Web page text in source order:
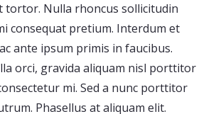
tortor. Nulla rhoncus sollicitudin
consequat pretium. Interdum et
ante ipsum primis in faucibus.
orci, gravida aliquam nisl porttitor
mi. Sed a nunc porttitor
Phasellus at aliquam elit.